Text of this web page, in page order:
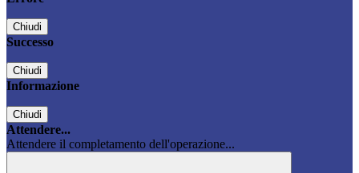
Chiudi
Successo
Chiudi
Informazione
Chiudi
Attendere...
Attendere il completamento dell'operazione...